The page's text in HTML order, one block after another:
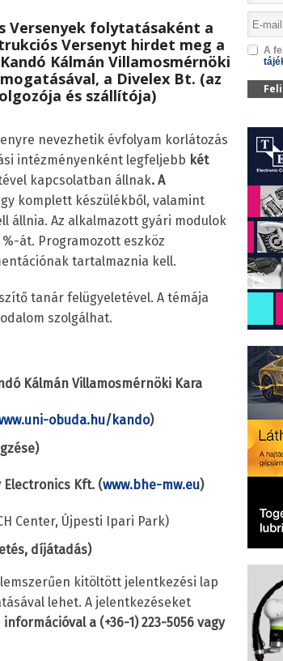
Versenyek folytatásaként a
Versenyt hirdet meg a
Kandó Kálmán Villamosmérnöki
a Divelex Bt. (az
és szállítója)
nevezhetik évfolyam korlátozás
intézményenként legfeljebb két
kapcsolatban állnak. A
komplett készülékből, valamint
állnia. Az alkalmazott gyári modulok
át. Programozott eszköz
tartalmaznia kell.
tanár felügyeletével. A témája
szolgálhat.
Kálmán Villamosmérnöki Kara
obuda.hu/kando)
Electronics Kft. (www.bhe-mw.eu)
Center, Újpesti Ipari Park)
díjátadás)
kitöltött jelentkezési lap
lehet. A jelentkezéseket
információval a (+36-1) 223-5056 vagy
A